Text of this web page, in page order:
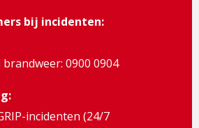
bij incidenten:
0900 0904
incidenten (24/7